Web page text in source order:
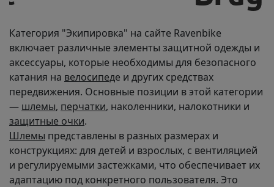
Категория "Экипировка" на сайте Ravenbike
включает различные элементы защитной одежды и
аксессуары, которые необходимы для безопасного
катания на велосипеде и других средствах
передвижения. Основные позиции в этой категории
— шлемы, перчатки, наколенники, налокотники и
защитные очки.
Шлемы представлены в разных размерах и
конструкциях: для детей и взрослых, с вентиляцией
и регулируемыми застежками, что обеспечивает их
адаптацию под конкретного пользователя. Это